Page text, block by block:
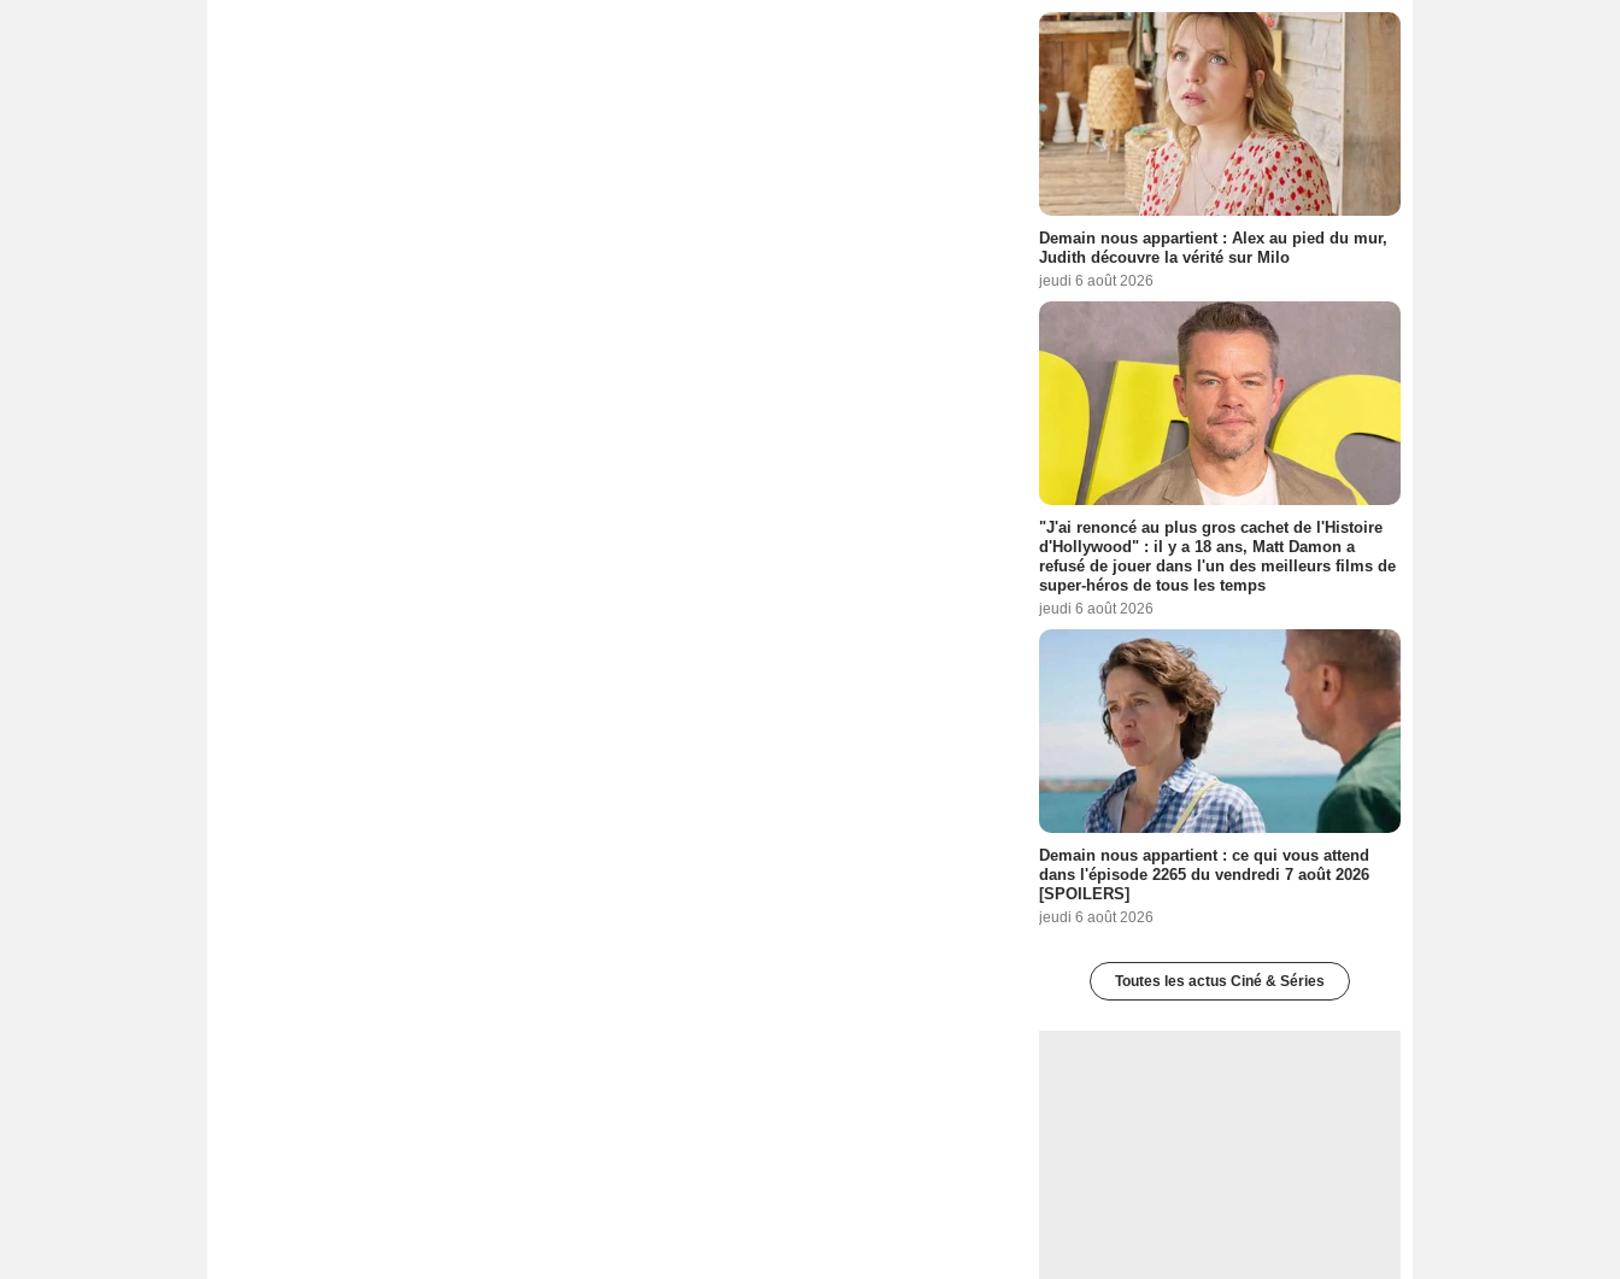
Demain nous appartient : Alex au pied du mur,
Judith découvre la vérité sur Milo
jeudi 6 août 2026
"J'ai renoncé au plus gros cachet de l'Histoire
d'Hollywood" : il y a 18 ans, Matt Damon a
refusé de jouer dans l'un des meilleurs films de
super-héros de tous les temps
jeudi 6 août 2026
Demain nous appartient : ce qui vous attend
dans l'épisode 2265 du vendredi 7 août 2026
[SPOILERS]
jeudi 6 août 2026
Toutes les actus Ciné & Séries